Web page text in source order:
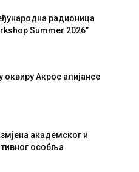
радионица
Summer 2026”
оквиру Акрос алијансе
академског и
особља